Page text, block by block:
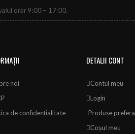
orar 9:00 – 17:00.
noi
de confidențialitate
DETALII CONT
Contul meu
Login
Produse
Coșul meu